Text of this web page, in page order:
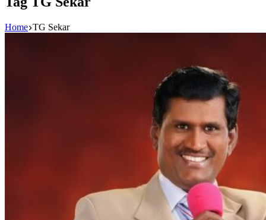
Home TG Sekar